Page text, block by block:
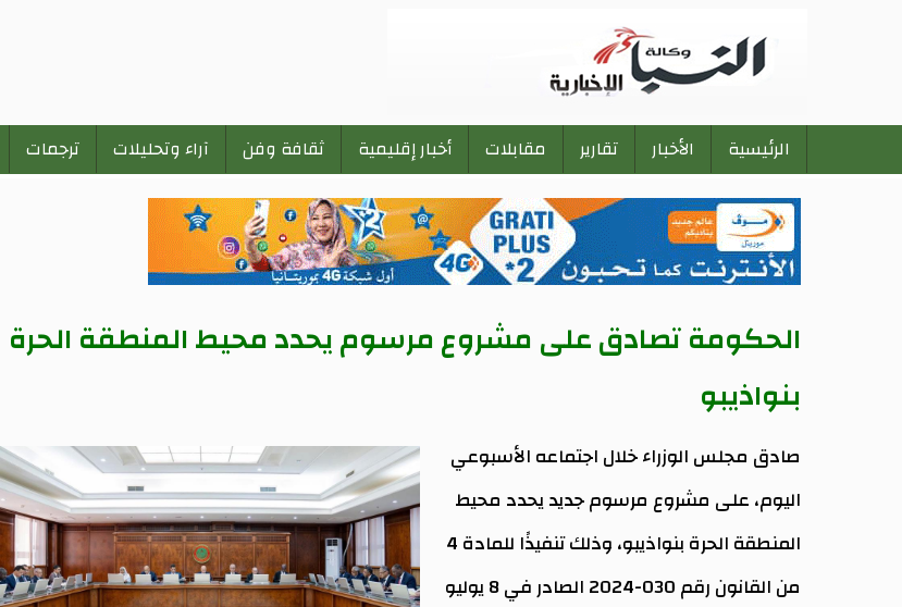
Main
navigation
الرئيسية الأخبار تقارير مقابلات أخبار إقليمية ثقافة وفن آراء وتحليلات ترجمات
الحكومة تصادق على مشروع مرسوم يحدد محيط المنطقة الحرة
بنواذيبو
صادق مجلس الوزراء خلال اجتماعه الأسبوعي
اليوم، على مشروع مرسوم جديد يحدد محيط
المنطقة الحرة بنواذيبو، وذلك تنفيذًا للمادة 4
من القانون رقم 030-2024 الصادر في 8 يوليو